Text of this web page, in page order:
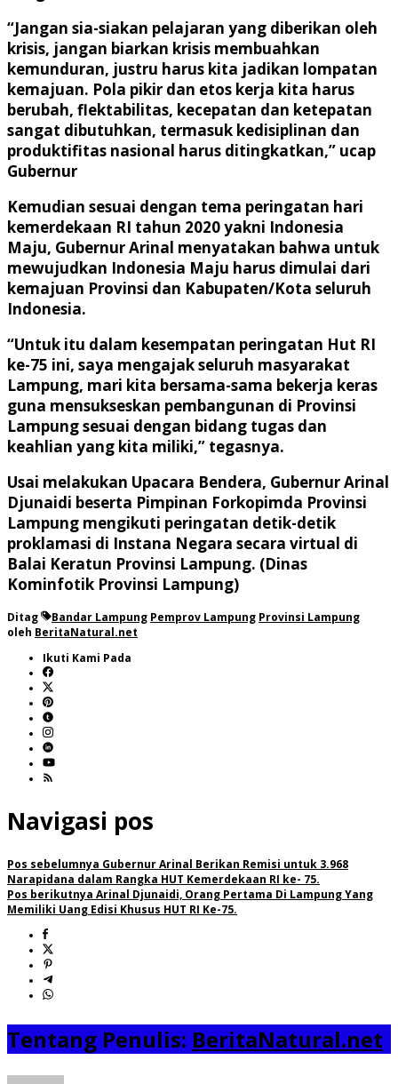
“Jangan sia-siakan pelajaran yang diberikan oleh
krisis, jangan biarkan krisis membuahkan
kemunduran, justru harus kita jadikan lompatan
kemajuan. Pola pikir dan etos kerja kita harus
berubah, flektabilitas, kecepatan dan ketepatan
sangat dibutuhkan, termasuk kedisiplinan dan
produktifitas nasional harus ditingkatkan,” ucap
Gubernur
Kemudian sesuai dengan tema peringatan hari
kemerdekaan RI tahun 2020 yakni Indonesia
Maju, Gubernur Arinal menyatakan bahwa untuk
mewujudkan Indonesia Maju harus dimulai dari
kemajuan Provinsi dan Kabupaten/Kota seluruh
Indonesia.
“Untuk itu dalam kesempatan peringatan Hut RI
ke-75 ini, saya mengajak seluruh masyarakat
Lampung, mari kita bersama-sama bekerja keras
guna mensukseskan pembangunan di Provinsi
Lampung sesuai dengan bidang tugas dan
keahlian yang kita miliki,” tegasnya.
Usai melakukan Upacara Bendera, Gubernur Arinal
Djunaidi beserta Pimpinan Forkopimda Provinsi
Lampung mengikuti peringatan detik-detik
proklamasi di Instana Negara secara virtual di
Balai Keratun Provinsi Lampung. (Dinas
Kominfotik Provinsi Lampung)
Ditag Bandar Lampung Pemprov Lampung Provinsi Lampung
oleh BeritaNatural.net
Ikuti Kami Pada
Navigasi pos
Pos sebelumnya Gubernur Arinal Berikan Remisi untuk 3.968
Narapidana dalam Rangka HUT Kemerdekaan RI ke- 75.
Pos berikutnya Arinal Djunaidi, Orang Pertama Di Lampung Yang
Memiliki Uang Edisi Khusus HUT RI Ke-75.
Tentang Penulis: BeritaNatural.net